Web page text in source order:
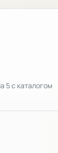
5 с каталогом